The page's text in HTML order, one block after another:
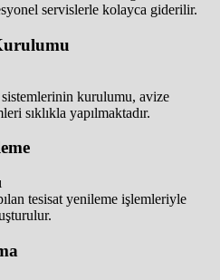
servislerle kolayca giderilir.
sistemlerinin kurulumu, avize
sıklıkla yapılmaktadır.
tesisat yenileme işlemleriyle